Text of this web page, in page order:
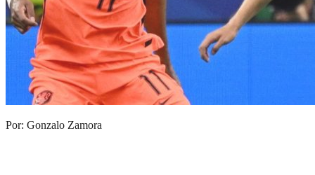
Por: Gonzalo Zamora